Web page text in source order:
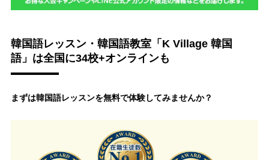
韓国語レッスン・韓国語教室「K Village 韓国
語」は全国に34校+オンラインも
まずは韓国語レッスンを無料で体験してみませんか？